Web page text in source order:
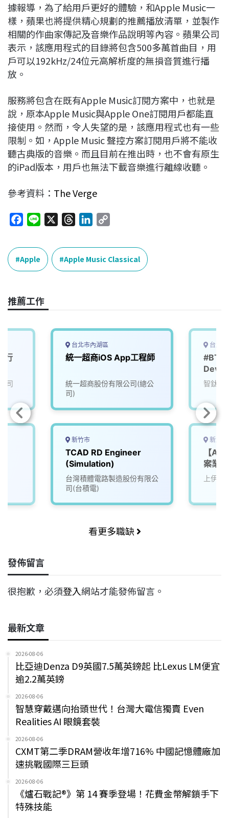
據報導，為了給用戶更好的體驗，和Apple Music一
樣，蘋果也將提供精心規劃的推薦播放清單，並製作
相關的作曲家傳記及音樂作品說明等內容。蘋果公司
表示，該應用程式的目錄將包含500多萬首曲目，用
戶可以192kHz/24位元高解析度的無損音質進行播
放。
服務將包含在既有Apple Music訂閱方案中，也就是
說，原本Apple Music與Apple One訂閱用戶都能直
接使用。然而，令人失望的是，該應用程式也有一些
限制。如，Apple Music 聲控方案訂閱用戶將不能收
聽古典版的音樂。而且目前在推出時，也不會有原生
的iPad版本，用戶也無法下載音樂進行離線收聽。
參考資料： The Verge
c
e
b
o
k
n
r
e
a
n
k
e
n
p
y
L
k
Apple Apple Music Classical
推薦工作
行
司
台北市內湖區
統一超商iOS App工程師
統一超商股份有限公司(總公
司)
新竹市
TCAD RD Engineer
(Simulation)
台灣積體電路製造股份有限公
司(台積電)
台北
#BT
智鈦星
新北
【
案業
上伊美
看更多職缺
發佈留言
很抱歉，必須登入網站才能發佈留言。
最新文章
2026-08-06
比亞迪Denza D9英國7.5萬英鎊起 比Lexus LM便宜
逾2.2萬英鎊
2026-08-06
智慧穿戴邁向抬頭世代！台灣大電信獨賣 Even
Realities AI 眼鏡套裝
2026-08-06
CXMT第二季DRAM營收年增716% 中國記憶體廠加
速挑戰國際三巨頭
2026-08-06
《爐石戰記®》第 14 賽季登場！花費金幣解鎖手下
特殊技能